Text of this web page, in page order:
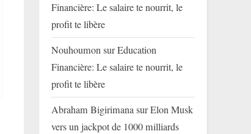
Financière: Le salaire te nourrit, le
profit te libère
NouhoumonsurEducation
Financière: Le salaire te nourrit, le
profit te libère
Abraham BigirimanasurElon Musk
vers un jackpot de 1000 milliards